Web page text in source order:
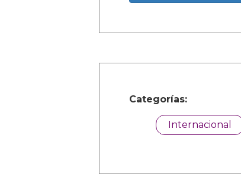
Categorías:
Internacional